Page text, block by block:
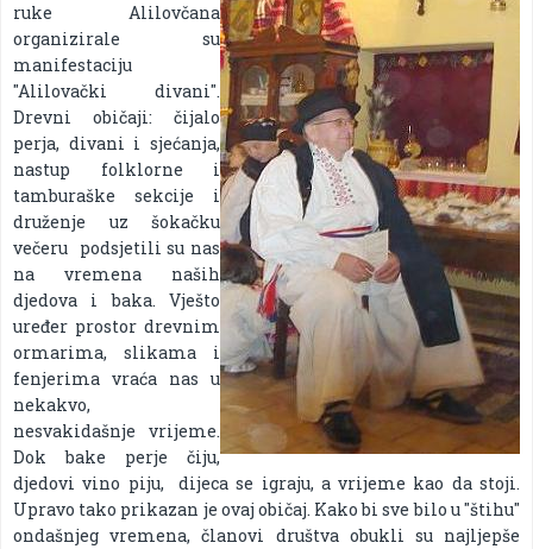
ruke Alilovčana
organizirale su
manifestaciju
"Alilovački divani".
Drevni običaji: čijalo
perja, divani i sjećanja,
nastup folklorne i
tamburaške sekcije i
druženje uz šokačku
večeru podsjetili su nas
na vremena naših
djedova i baka. Vješto
uređer prostor drevnim
ormarima, slikama i
fenjerima vraća nas u
nekakvo,
nesvakidašnje vrijeme.
Dok bake perje čiju,
djedovi vino piju, dijeca se igraju, a vrijeme kao da stoji.
Upravo tako prikazan je ovaj običaj. Kako bi sve bilo u "štihu"
ondašnjeg vremena, članovi društva obukli su najljepše